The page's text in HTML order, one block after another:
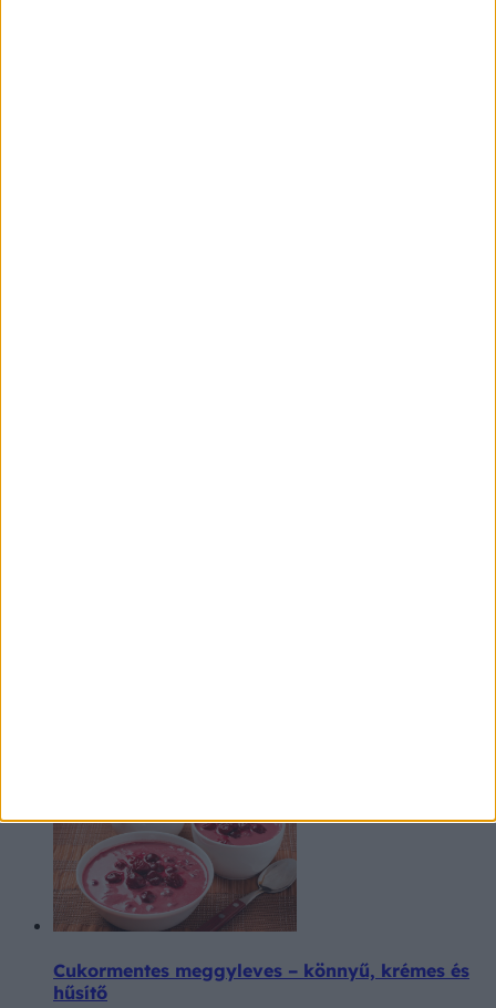
Cukormentes meggyleves – könnyű, krémes és
hűsítő